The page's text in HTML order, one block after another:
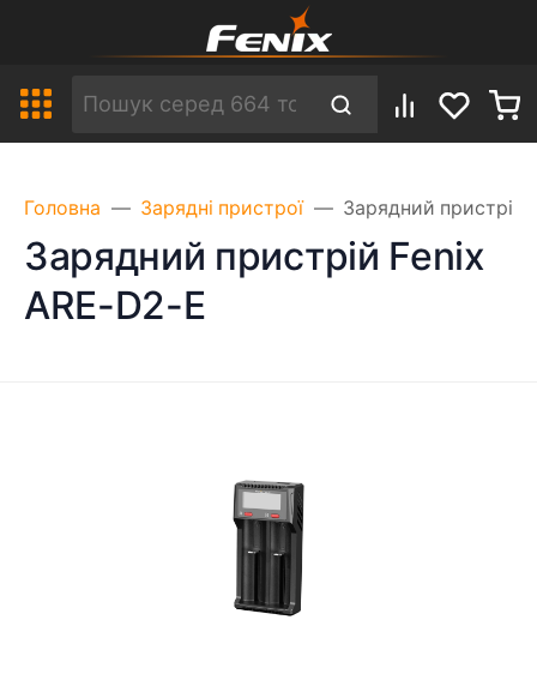
Головна Зарядні пристрої Зарядний пристрій
Зарядний пристрій Fenix
ARE-D2-E